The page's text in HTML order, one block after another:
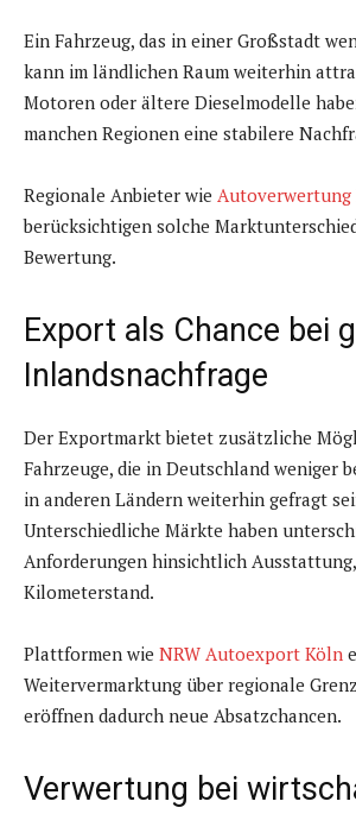
Ein Fahrzeug, das in einer Großstadt
kann im ländlichen Raum weiterhin
Motoren oder ältere Dieselmodelle
manchen Regionen eine stabilere
Regionale Anbieter wie Autoverwertung
berücksichtigen solche
Bewertung.
Export als Chance bei
Inlandsnachfrage
Der Exportmarkt bietet zusätzliche
Fahrzeuge, die in Deutschland weniger
in anderen Ländern weiterhin gefragt
Unterschiedliche Märkte haben
Anforderungen hinsichtlich
Kilometerstand.
Plattformen wie NRW Autoexport Köln
Weitervermarktung über regionale
eröffnen dadurch neue Absatzchancen.
Verwertung bei